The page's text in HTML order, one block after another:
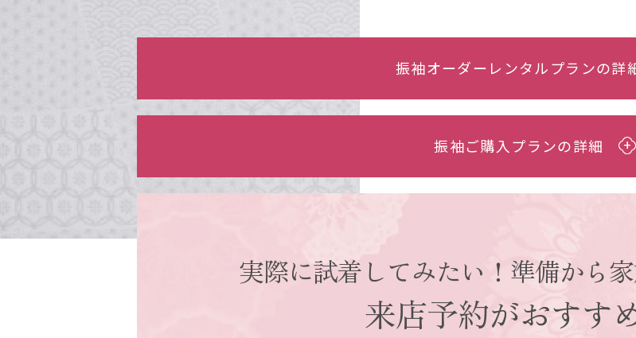
振袖オーダーレンタルプランの詳
振袖ご購入プランの詳細
実際に試着してみたい！ 準備から
来店予約がおすす